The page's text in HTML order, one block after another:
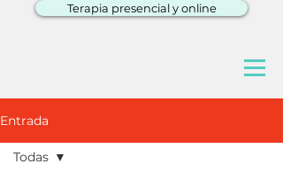
Terapia presencial y online
Entrada
Todas